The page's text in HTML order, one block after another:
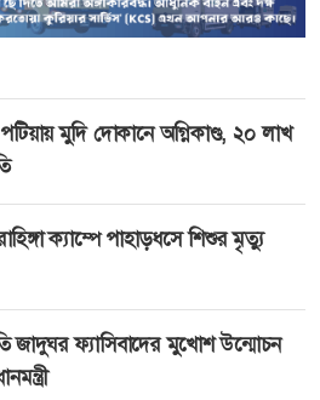
পটিয়ায় মুদি দোকানে অগ্নিকাণ্ড, ২০ লাখ
ক্যাম্পে পাহাড়ধসে শিশুর মৃত্যু
জাদুঘর ফ্যাসিবাদের মুখোশ উন্মোচন